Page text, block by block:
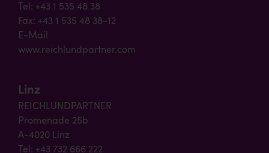
Tel: +43 1 535 48 38
Fax: +43 1 535 48 38-12
E-Mail
www.reichlundpartner.com
Linz
REICHLUNDPARTNER
Promenade 25b
A-4020 Linz
Tel: +43 732 666 222